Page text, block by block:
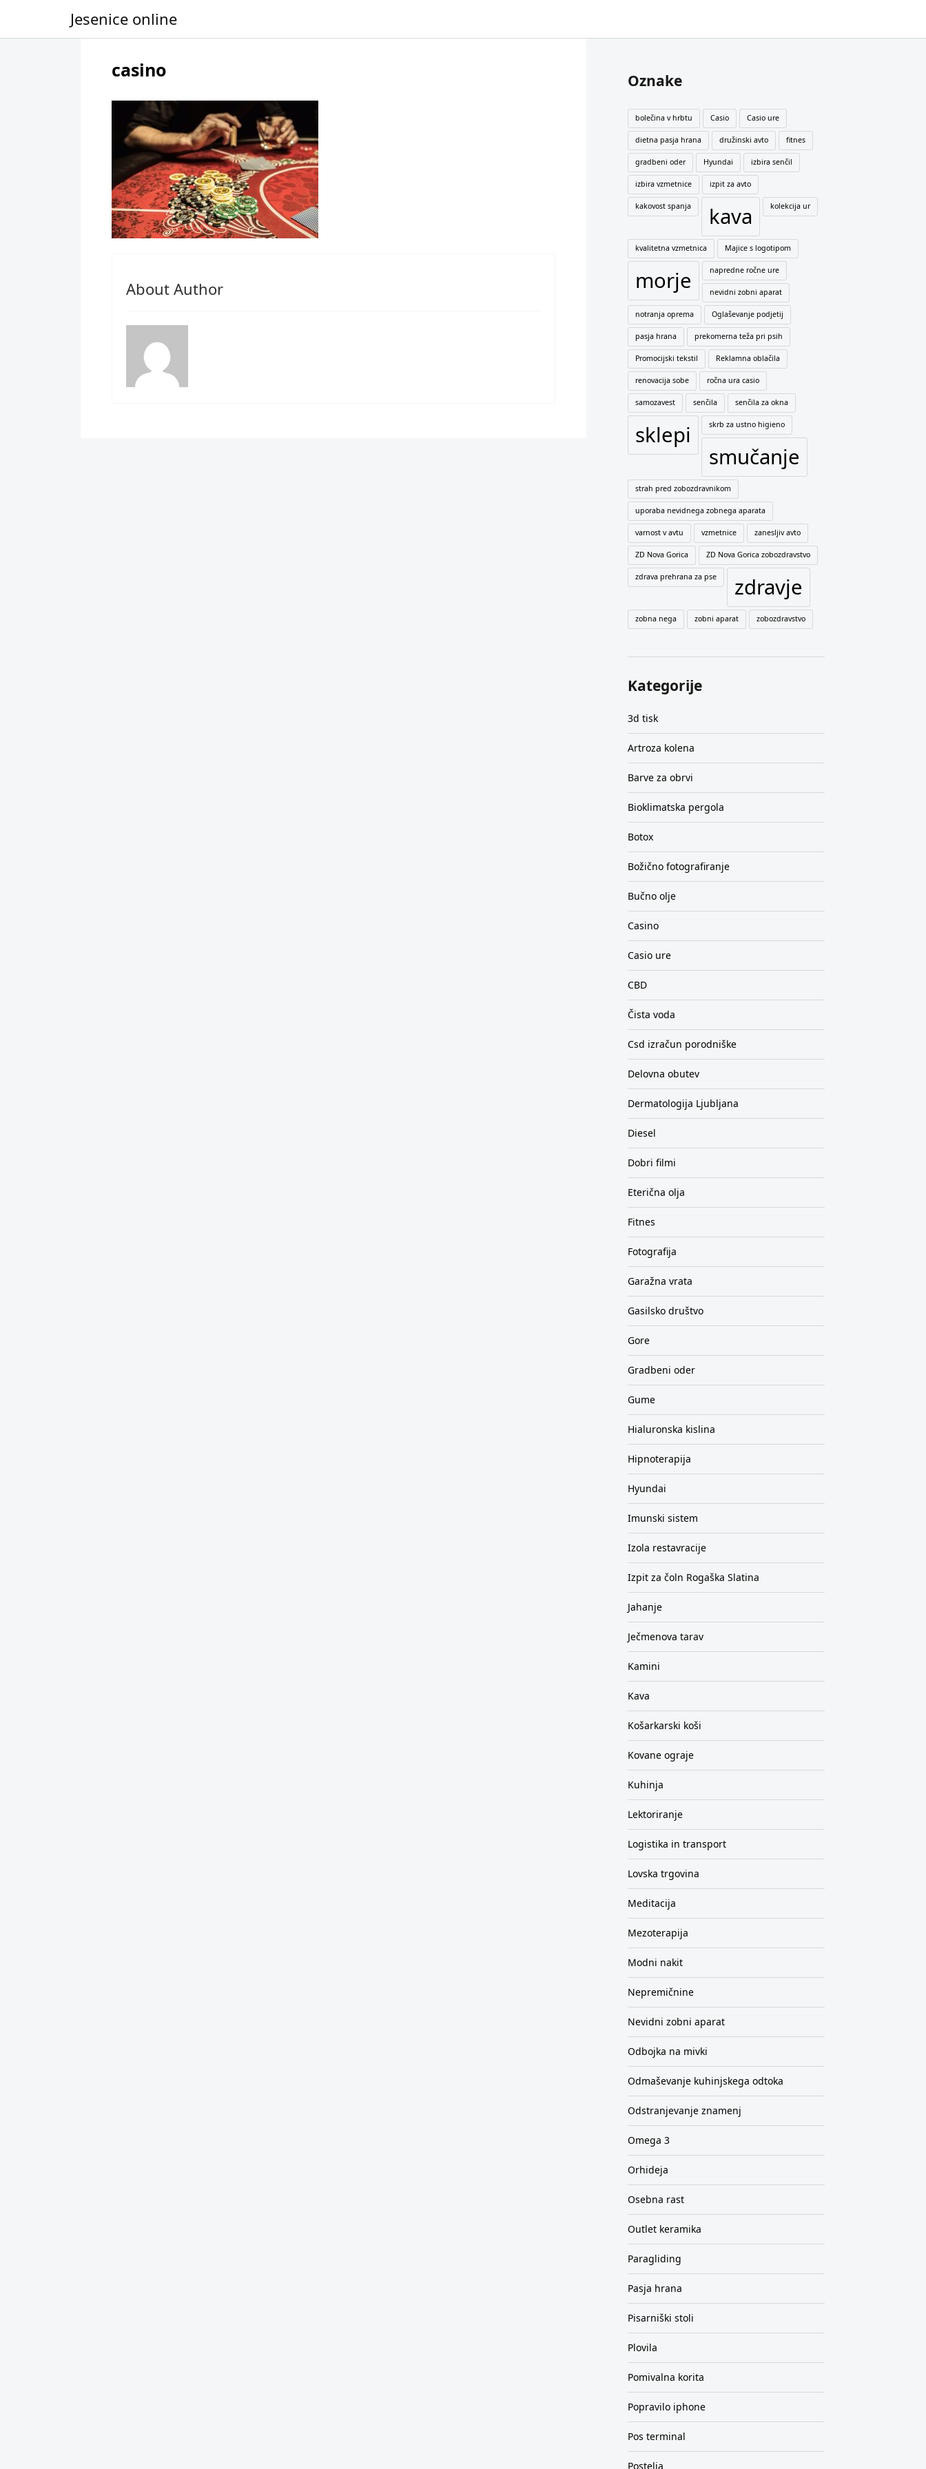
Skip to contentJesenice online
casino
About Author
Oznake
bolečina v hrbtu Casio Casio ure
dietna pasja hrana družinski avto fitnes
gradbeni oder Hyundai izbira senčil
izbira vzmetnice izpit za avto
kakovost spanja kava kolekcija ur
kvalitetna vzmetnica Majice s logotipom
morje napredne ročne ure
nevidni zobni aparat
notranja oprema Oglaševanje podjetij
pasja hrana prekomerna teža pri psih
Promocijski tekstil Reklamna oblačila
renovacija sobe ročna ura casio
samozavest senčila senčila za okna
sklepi skrb za ustno higieno
smučanje
strah pred zobozdravnikom
uporaba nevidnega zobnega aparata
varnost v avtu vzmetnice zanesljiv avto
ZD Nova Gorica ZD Nova Gorica zobozdravstvo
zdrava prehrana za pse zdravje
zobna nega zobni aparat zobozdravstvo
Kategorije
3d tisk
Artroza kolena
Barve za obrvi
Bioklimatska pergola
Botox
Božično fotografiranje
Bučno olje
Casino
Casio ure
CBD
Čista voda
Csd izračun porodniške
Delovna obutev
Dermatologija Ljubljana
Diesel
Dobri filmi
Eterična olja
Fitnes
Fotografija
Garažna vrata
Gasilsko društvo
Gore
Gradbeni oder
Gume
Hialuronska kislina
Hipnoterapija
Hyundai
Imunski sistem
Izola restavracije
Izpit za čoln Rogaška Slatina
Jahanje
Ječmenova tarav
Kamini
Kava
Košarkarski koši
Kovane ograje
Kuhinja
Lektoriranje
Logistika in transport
Lovska trgovina
Meditacija
Mezoterapija
Modni nakit
Nepremičnine
Nevidni zobni aparat
Odbojka na mivki
Odmaševanje kuhinjskega odtoka
Odstranjevanje znamenj
Omega 3
Orhideja
Osebna rast
Outlet keramika
Paragliding
Pasja hrana
Pisarniški stoli
Plovila
Pomivalna korita
Popravilo iphone
Pos terminal
Postelja